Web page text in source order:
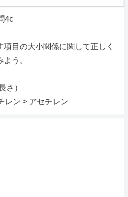
4c
目の大小関係に関して正しく
う。
さ）
レン > アセチレン